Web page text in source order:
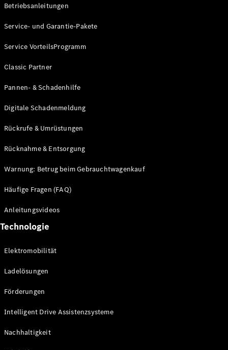
Betriebsanleitungen
Service- und Garantie-Pakete
Service VorteilsProgramm
Classic Partner
Pannen- & Schadenhilfe
Digitale Schadenmeldung
Rückrufe & Umrüstungen
Rücknahme & Entsorgung
Warnung: Betrug beim Gebrauchtwagenkauf
Häufige Fragen (FAQ)
Anleitungsvideos
Technologie
Elektromobilität
Ladelösungen
Förderungen
Intelligent Drive Assistenzsysteme
Nachhaltigkeit